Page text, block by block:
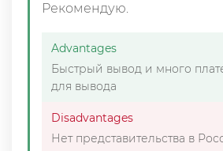
Рекомендую.
Advantages
Быстрый вывод и много
для вывода
Disadvantages
Нет представительства в